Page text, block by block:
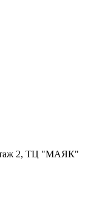
2, ТЦ "МАЯК"